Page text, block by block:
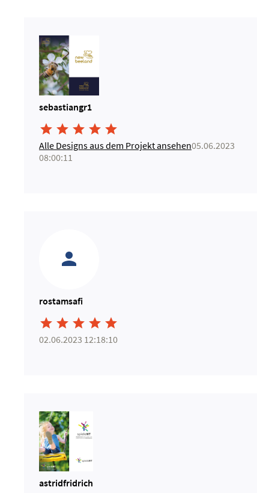
sebastiangr1
    
Alle Designs aus dem Projekt ansehen05.06.2023
08:00:11
rostamsafi
    
02.06.2023 12:18:10
astridfridrich